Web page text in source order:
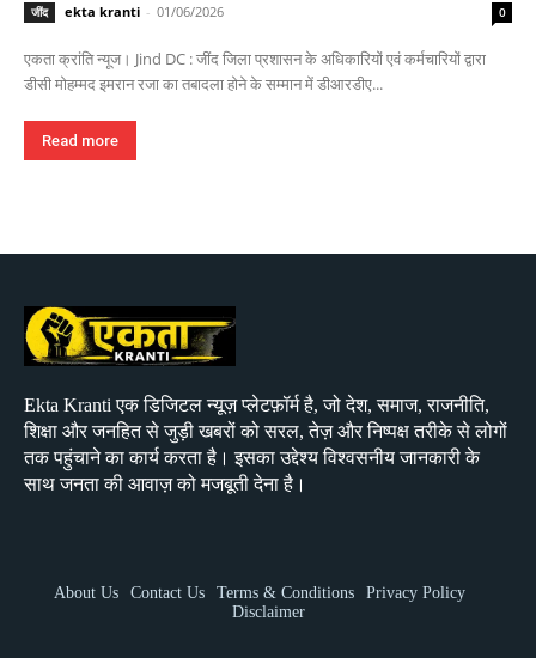
जींद ekta kranti - 01/06/2026 0
एकता क्रांति न्यूज। Jind DC : जींद जिला प्रशासन के अधिकारियों एवं कर्मचारियों द्वारा
डीसी मोहम्मद इमरान रजा का तबादला होने के सम्मान में डीआरडीए...
Read more
Ekta Kranti एक डिजिटल न्यूज़ प्लेटफ़ॉर्म है, जो देश, समाज, राजनीति,
शिक्षा और जनहित से जुड़ी खबरों को सरल, तेज़ और निष्पक्ष तरीके से लोगों
तक पहुंचाने का कार्य करता है। इसका उद्देश्य विश्वसनीय जानकारी के
साथ जनता की आवाज़ को मजबूती देना है।
About Us Contact Us Terms & Conditions
Privacy Policy
Disclaimer